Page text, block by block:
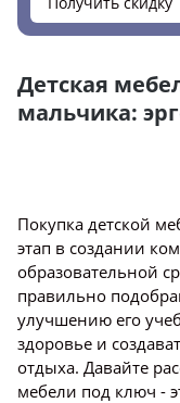
Детская
мальчика:
Покупка детской
этап в создании
образовательной
правильно
улучшению его
здоровье и
отдыха. Давайте
мебели под ключ -